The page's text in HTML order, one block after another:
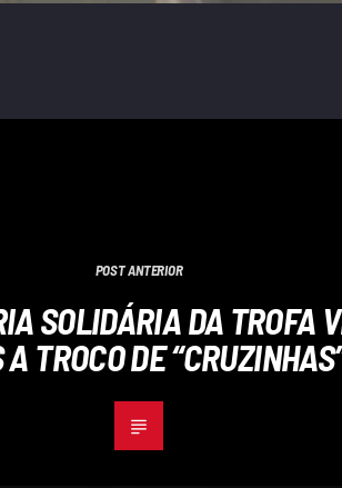
POST ANTERIOR
SOLIDÁRIA DA TROFA
TROCO DE